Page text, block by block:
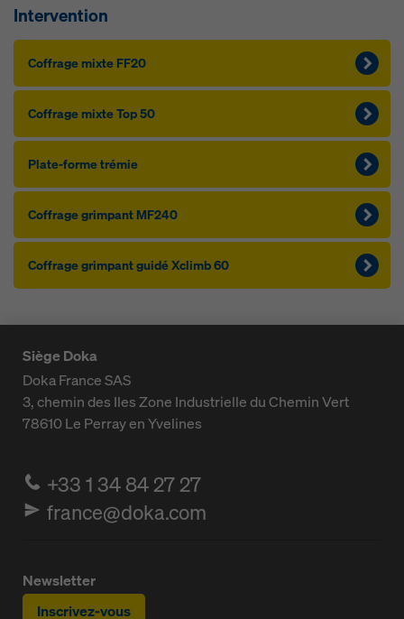
Intervention
Cof­f­rage mixte FF20
Cof­f­rage mixte Top 50
Plate-forme tré­m­ie
Cof­f­rage grim­pant MF240
Cof­f­rage grim­pant gui­dé Xclimb 60
Siège Doka
Doka France SAS
3, chemin des IlesZone Industrielle du Chemin Vert
78610Le Perray en Yvelines
+33 1 34 84 27 27
france@doka.com
Newsletter
Inscrivez-vous